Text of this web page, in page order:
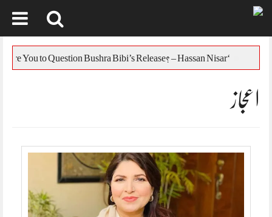
اعجاز